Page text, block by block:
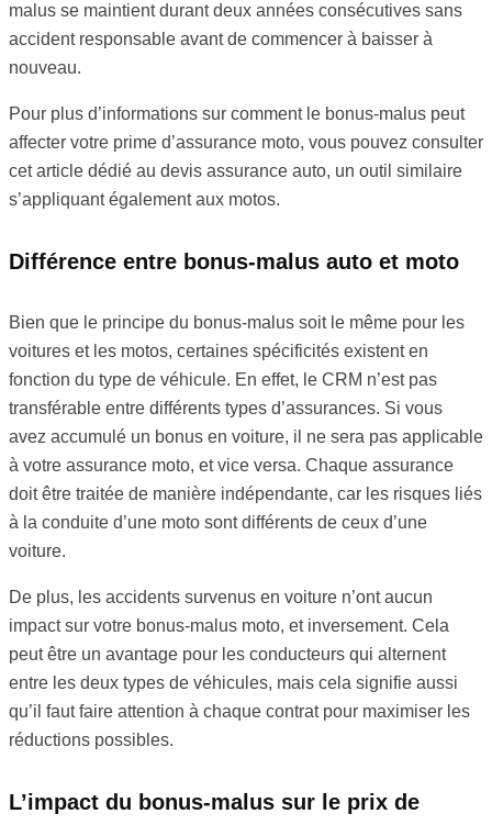
malus se maintient durant deux années consécutives sans
accident responsable avant de commencer à baisser à
nouveau.
Pour plus d’informations sur comment le bonus-malus peut
affecter votre prime d’assurance moto, vous pouvez consulter
cet article dédié au devis assurance auto, un outil similaire
s’appliquant également aux motos.
Différence entre bonus-malus auto et moto
Bien que le principe du bonus-malus soit le même pour les
voitures et les motos, certaines spécificités existent en
fonction du type de véhicule. En effet, le CRM n’est pas
transférable entre différents types d’assurances. Si vous
avez accumulé un bonus en voiture, il ne sera pas applicable
à votre assurance moto, et vice versa. Chaque assurance
doit être traitée de manière indépendante, car les risques liés
à la conduite d’une moto sont différents de ceux d’une
voiture.
De plus, les accidents survenus en voiture n’ont aucun
impact sur votre bonus-malus moto, et inversement. Cela
peut être un avantage pour les conducteurs qui alternent
entre les deux types de véhicules, mais cela signifie aussi
qu’il faut faire attention à chaque contrat pour maximiser les
réductions possibles.
L’impact du bonus-malus sur le prix de